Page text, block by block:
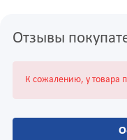
Отзывы
К сожалению, у товара